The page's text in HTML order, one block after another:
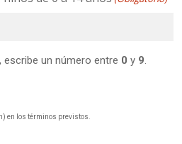
escribe un número entre 0 y 9.
en los términos previstos.